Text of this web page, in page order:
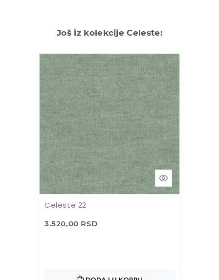
Još iz kolekcije Celeste:
Celeste 22
3.520,00 RSD